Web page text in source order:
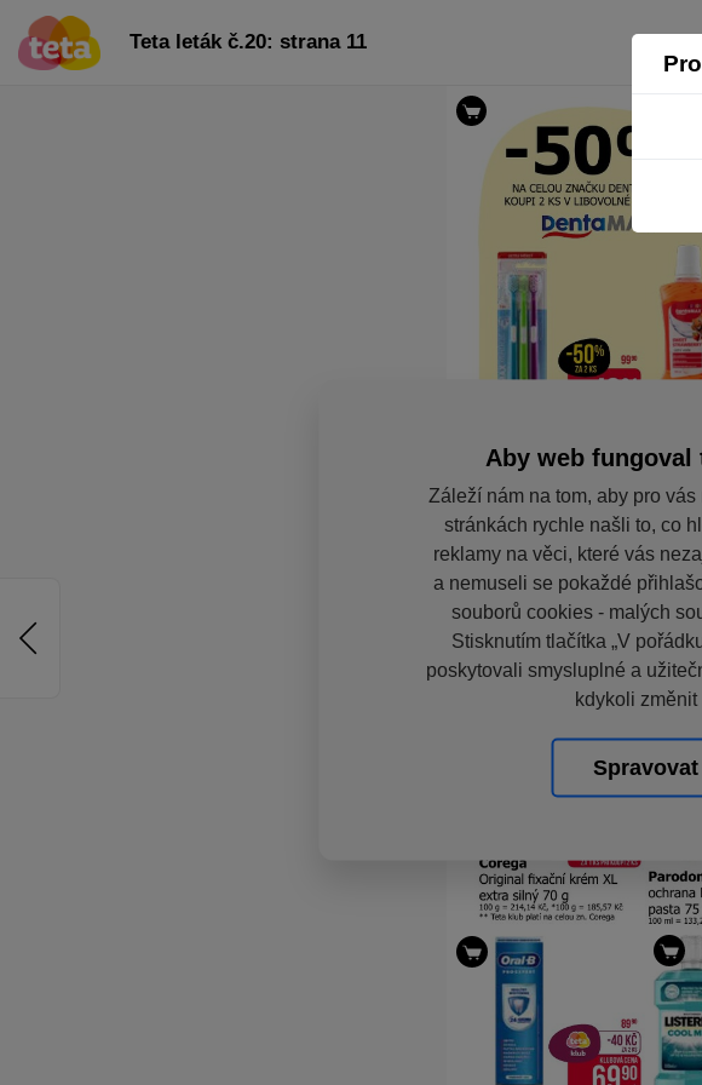
Teta leták č.20: strana 11
Aby web fungoval
Záleží nám na tom, aby pro
stránkách rychle našli to, co
reklamy na věci, které vás
a nemuseli se pokaždé
souborů cookies - malých
Stisknutím tlačítka „V
poskytovali smysluplné a
kdykoli